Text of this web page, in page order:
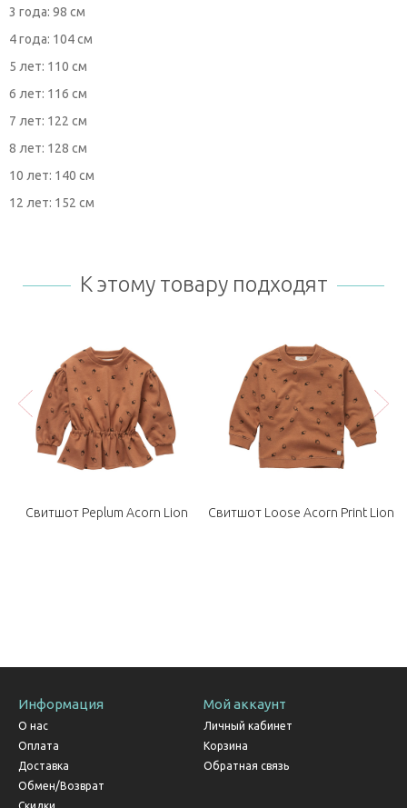
3 года: 98 см
4 года: 104 см
5 лет: 110 см
6 лет: 116 см
7 лет: 122 см
8 лет: 128 см
10 лет: 140 см
12 лет: 152 см
К этому товару подходят
Свитшот Peplum Acorn Lion Свитшот Loose Acorn Print Lion
Информация
О нас
Оплата
Доставка
Обмен/Возврат
Скидки
Мой аккаунт
Личный кабинет
Корзина
Обратная связь